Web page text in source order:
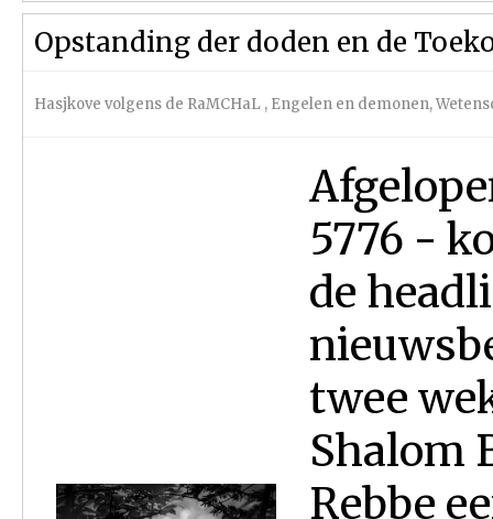
Opstanding der doden en de
Hasjkove volgens de RaMCHaL , Engelen en demonen,
5776 -
de
twee
Shalom
Rebbe